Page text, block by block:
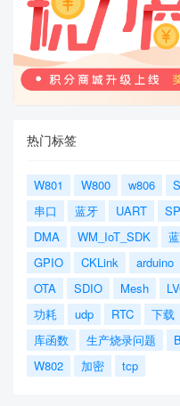
热门标签
W801 W800 w806
串口
蓝牙 UART
DMA
WM_IoT_SDK
GPIO
CKLink arduino
OTA
SDIO Mesh
功耗
udp RTC 下载
库函数
生产烧录问题
W802
加密 tcp